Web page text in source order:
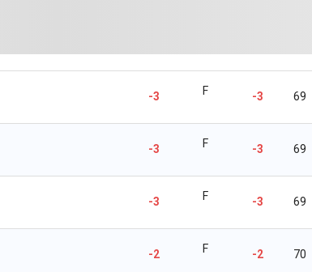
-3 F -3 69
-3 F -3 69
-3 F -3 69
-2 F -2 70